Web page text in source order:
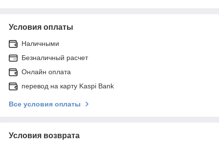
Условия оплаты
Наличными
Безналичный расчет
Онлайн оплата
перевод на карту Kaspi Bank
Все условия оплаты
Условия возврата